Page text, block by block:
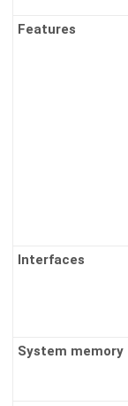
Features
Interfaces
System memory